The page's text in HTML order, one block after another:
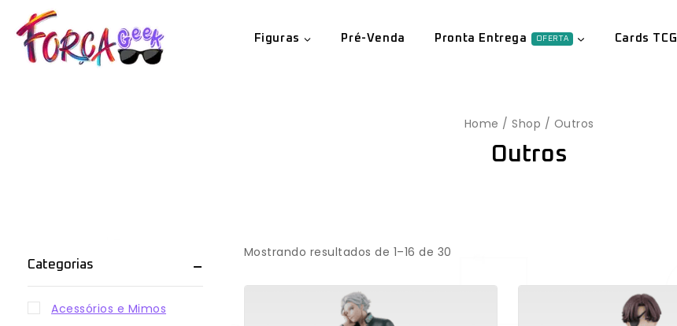
Figuras Pré-Venda Pronta Entrega OFERTA Cards TCG
Home / Shop / Outros
Outros
Mostrando resultados de 1–16 de 30
Categorias
Acessórios e Mimos